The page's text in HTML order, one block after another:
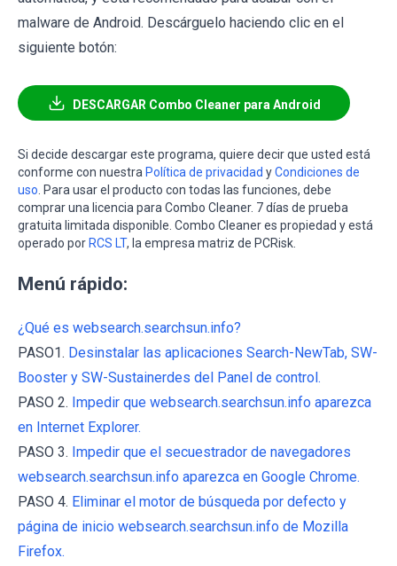
malware de Android. Descárguelo haciendo clic en el
siguiente botón:
DESCARGAR Combo Cleaner para Android
Si decide descargar este programa, quiere decir que usted está
conforme con nuestra Política de privacidad yCondiciones de
uso . Para usar el producto con todas las funciones, debe
comprar una licencia para Combo Cleaner. 7 días de prueba
gratuita limitada disponible. Combo Cleaner es propiedad y está
operado por RCS LT, la empresa matriz de PCRisk.
Menú rápido:
¿Qué es websearch.searchsun.info?
PASO1. Desinstalar las aplicaciones Search-NewTab, SW-
Booster y SW-Sustainerdes del Panel de control.
PASO 2. Impedir que websearch.searchsun.info aparezca
en Internet Explorer.
PASO 3. Impedir que el secuestrador de navegadores
websearch.searchsun.info aparezca en Google Chrome.
PASO 4. Eliminar el motor de búsqueda por defecto y
página de inicio websearch.searchsun.info de Mozilla
Firefox.